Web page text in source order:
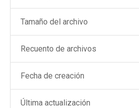
Tamaño del archivo
Recuento de archivos
Fecha de creación
Última actualización